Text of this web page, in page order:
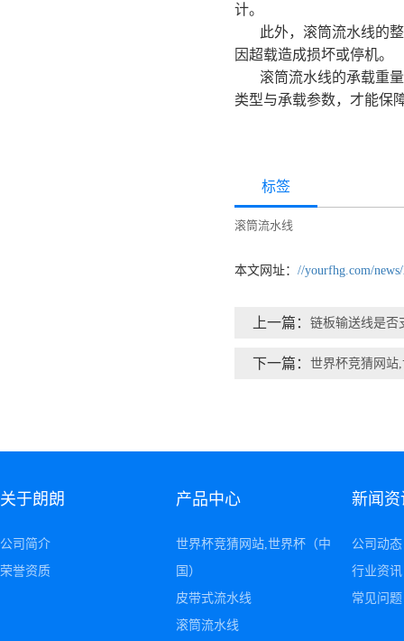
计。
此外，滚筒流水线的
因超载造成损坏或停机。
滚筒流水线的承载重
类型与承载参数，才能保
标签
滚筒流水线
本文网址： //yourfhg.com/
上一篇： 链板输送线是否
下一篇： 世界杯竞猜网站
关于朗朗
公司简介
荣誉资质
产品中心
世界杯竞猜网站,世界杯（中
国）
皮带式流水线
滚筒流水线
新闻资
公司动态
行业资讯
常见问题